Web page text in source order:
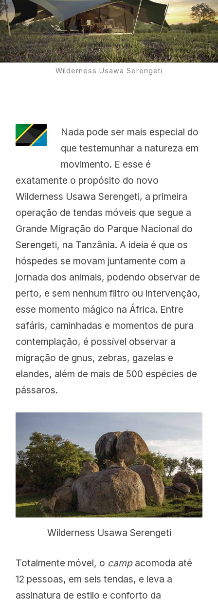
Proudly
Wilderness Usawa Serengeti
Nada pode ser mais especial do
que testemunhar a natureza em
movimento. E esse é
exatamente o propósito do novo
Wilderness Usawa Serengeti, a primeira
operação de tendas móveis que segue a
Grande Migração do Parque Nacional do
Serengeti, na Tanzânia. A ideia é que os
hóspedes se movam juntamente com a
jornada dos animais, podendo observar de
perto, e sem nenhum filtro ou intervenção,
esse momento mágico na África. Entre
safáris, caminhadas e momentos de pura
contemplação, é possível observar a
migração de gnus, zebras, gazelas e
elandes, além de mais de 500 espécies de
pássaros.
Wilderness Usawa Serengeti
Totalmente móvel, o campacomoda até
12 pessoas, em seis tendas, e leva a
assinatura de estilo e conforto da